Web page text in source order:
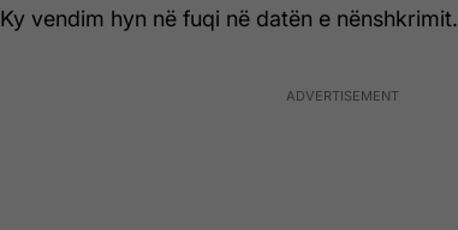
Ky vendim hyn në fuqi në datën e nënshkrimit.